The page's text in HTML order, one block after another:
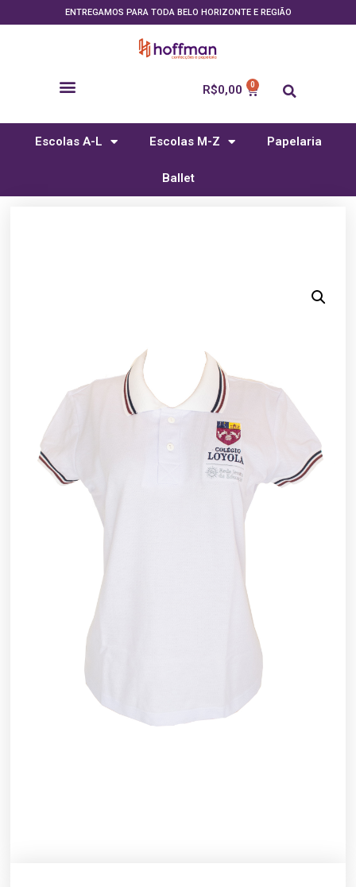
ENTREGAMOS PARA TODA BELO HORIZONTE E REGIÃO
R$0,00
Escolas A-L Escolas M-Z Papelaria
Ballet